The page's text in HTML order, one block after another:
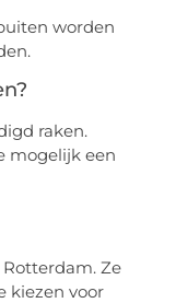
worden
raken.
mogelijk een
Ze
kiezen voor